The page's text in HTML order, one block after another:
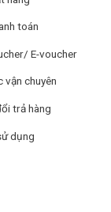
toán
E-voucher
vận chuyên
trả hàng
dụng